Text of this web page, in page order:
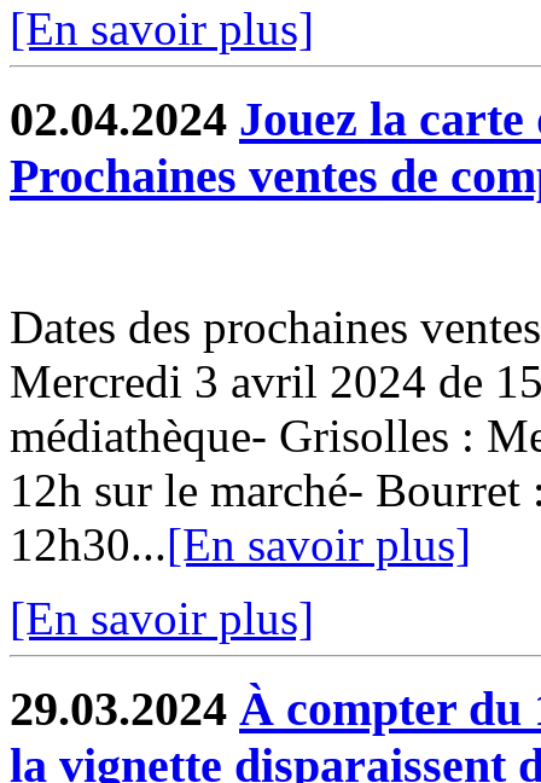
[En savoir plus]
02.04.2024 Jouez la carte
Prochaines ventes de
Dates des prochaines
Mercredi 3 avril 2024 de
médiathèque- Grisolles :
12h sur le marché-
12h30...[En savoir plus]
[En savoir plus]
29.03.2024 À compter du
la vignette disparaissent